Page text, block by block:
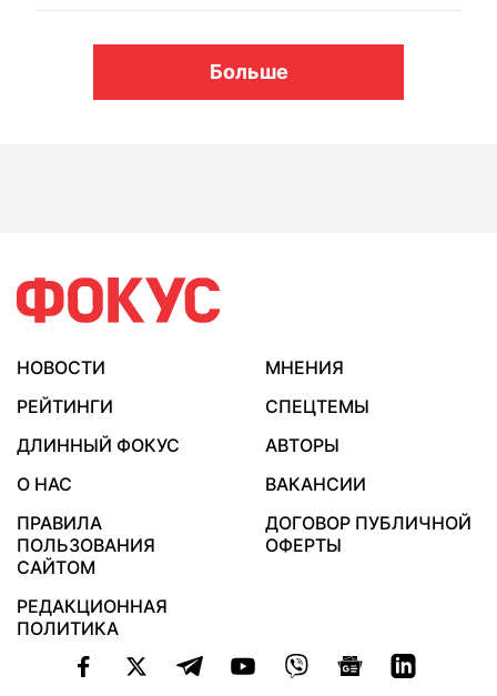
Больше
НОВОСТИ
МНЕНИЯ
РЕЙТИНГИ
СПЕЦТЕМЫ
ДЛИННЫЙ ФОКУС
АВТОРЫ
О НАС
ВАКАНСИИ
ПРАВИЛА
ПОЛЬЗОВАНИЯ
САЙТОМ
ДОГОВОР ПУБЛИЧНОЙ
ОФЕРТЫ
РЕДАКЦИОННАЯ
ПОЛИТИКА